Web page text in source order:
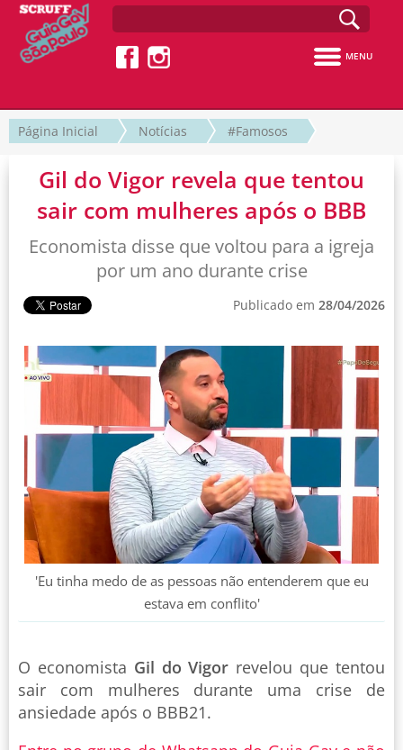
MENU
Página Inicial Notícias #Famosos
Gil do Vigor revela que tentou
sair com mulheres após o BBB
Economista disse que voltou para a igreja
por um ano durante crise
Publicado em 28/04/2026
'Eu tinha medo de as pessoas não entenderem que eu
estava em conflito'
O economista Gil do Vigor revelou que tentou
sair com mulheres durante uma crise de
ansiedade após o BBB21.